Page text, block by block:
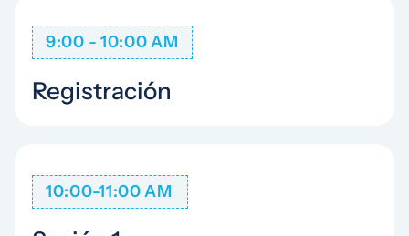
9:00 - 10:00 AM
Registración
10:00-11:00 AM